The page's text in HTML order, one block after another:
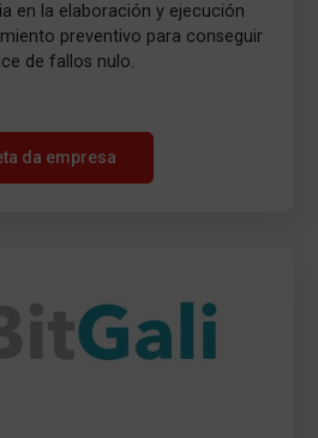
en la elaboración y ejecución
preventivo para conseguir
de fallos nulo.
da empresa